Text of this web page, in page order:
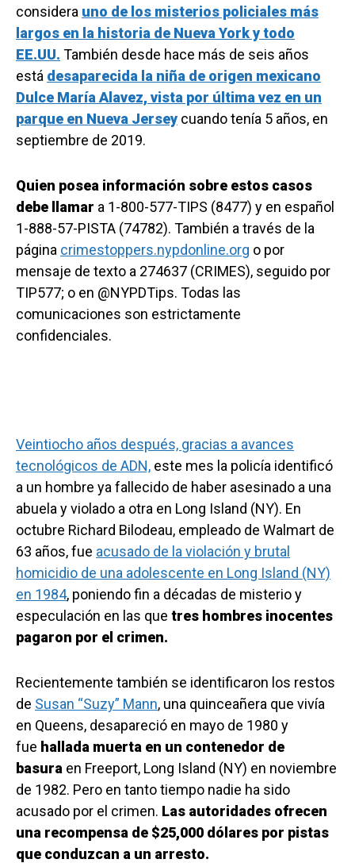
considera uno de los misterios policiales más
largos en la historia de Nueva York y todo
EE.UU. También desde hace más de seis años
está desaparecida la niña de origen mexicano
Dulce María Alavez, vista por última vez en un
parque en Nueva Jersey cuando tenía 5 años, en
septiembre de 2019.
Quien posea información sobre estos casos
debe llamar a 1-800-577-TIPS (8477) y en español
1-888-57-PISTA (74782). También a través de la
página crimestoppers.nypdonline.org o por
mensaje de texto a 274637 (CRIMES), seguido por
TIP577; o en @NYPDTips. Todas las
comunicaciones son estrictamente
confidenciales.
Veintiocho años después, gracias a avances
tecnológicos de ADN, este mes la policía identificó
a un hombre ya fallecido de haber asesinado a una
abuela y violado a otra en Long Island (NY). En
octubre Richard Bilodeau, empleado de Walmart de
63 años, fue acusado de la violación y brutal
homicidio de una adolescente en Long Island (NY)
en 1984, poniendo fin a décadas de misterio y
especulación en las que tres hombres inocentes
pagaron por el crimen.
Recientemente también se identificaron los restos
de Susan “Suzy” Mann, una quinceañera que vivía
en Queens, desapareció en mayo de 1980 y
fue hallada muerta en un contenedor de
basura en Freeport, Long Island (NY) en noviembre
de 1982. Pero en tanto tiempo nadie ha sido
acusado por el crimen. Las autoridades ofrecen
una recompensa de $25,000 dólares por pistas
que conduzcan a un arresto.